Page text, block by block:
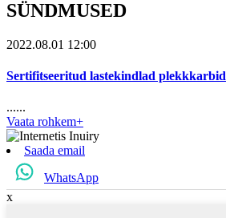
SÜNDMUSED
2022.08.01 12:00
Sertifitseeritud lastekindlad plekkkarbid
......
Vaata rohkem+
Saada email
WhatsApp
x